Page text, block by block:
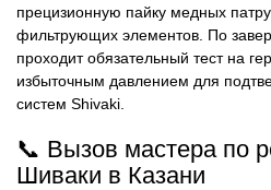
прецизионную пайку медных
фильтрующих элементов. По
проходит обязательный тест на
избыточным давлением для
систем Shivaki.
📞 Вызов мастера по
Шиваки в Казани